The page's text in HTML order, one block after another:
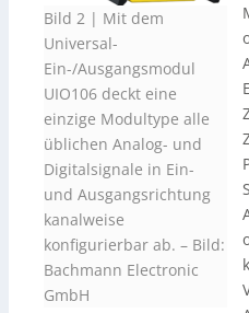
Bild 2 | Mit dem
Universal-
Ein-/Ausgangsmodul
UIO106 deckt eine
einzige Modultype alle
üblichen Analog- und
Digitalsignale in Ein-
und Ausgangsrichtung
kanalweise
konfigurierbar ab. – Bild:
Bachmann Electronic
GmbH